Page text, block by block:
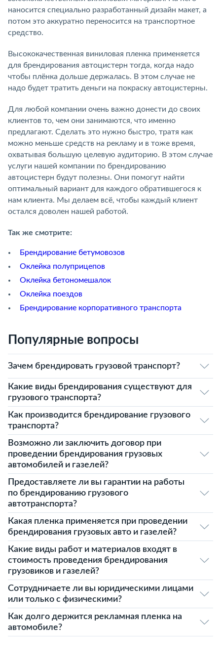
наносится специально разработанный дизайн макет, а
потом это аккуратно переносится на транспортное
средство.
Высококачественная виниловая пленка применяется
для брендирования автоцистерн тогда, когда надо
чтобы плёнка дольше держалась. В этом случае не
надо будет тратить деньги на покраску автоцистерны.
Для любой компании очень важно донести до своих
клиентов то, чем они занимаются, что именно
предлагают. Сделать это нужно быстро, тратя как
можно меньше средств на рекламу и в тоже время,
охватывая большую целевую аудиторию. В этом случае
услуги нашей компании по брендированию
автоцистерн будут полезны. Они помогут найти
оптимальный вариант для каждого обратившегося к
нам клиента. Мы делаем всё, чтобы каждый клиент
остался доволен нашей работой.
Так же смотрите:
Брендирование бетумовозов
Оклейка полуприцепов
Оклейка бетономешалок
Оклейка поездов
Брендирование корпоративного транспорта
Популярные вопросы
Зачем брендировать грузовой транспорт?
Какие виды брендирования существуют для
грузового транспорта?
Как производится брендирование грузового
транспорта?
Возможно ли заключить договор при
проведении брендирования грузовых
автомобилей и газелей?
Предоставляете ли вы гарантии на работы
по брендированию грузового
автотранспорта?
Какая пленка применяется при проведении
брендирования грузовых авто и газелей?
Какие виды работ и материалов входят в
стоимость проведения брендирования
грузовиков и газелей?
Сотрудничаете ли вы юридическими лицами
или только с физическими?
Как долго держится рекламная пленка на
автомобиле?